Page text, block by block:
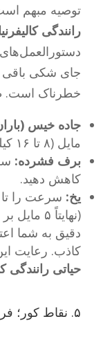
توصیه مبهم
رانندگی
جای شکی باقی
خطرناک است.
جاده خیس
مایل (۸ تا ۱۶ کیلومتر) کمتر از حد مجاز کنید.
برف فشرده:
کاهش دهید.
یخ:
(نهایتاً
دقیق به شما
کاذب. رعایت
حیاتی رانندگی
۵. نقاط کور؛ فراتر از تغییر لاین